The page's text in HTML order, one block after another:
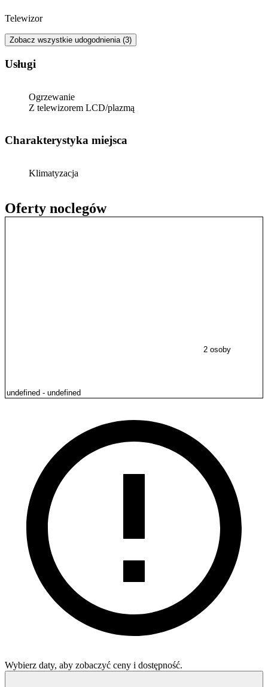
Oferty noclegów
2 osoby
Wybierz daty, aby zobaczyć ceny i dostępność.
Telewizor
Zobacz wszystkie udogodnienia (3)
Usługi
Ogrzewanie
Z telewizorem LCD/plazmą
Charakterystyka miejsca
Klimatyzacja